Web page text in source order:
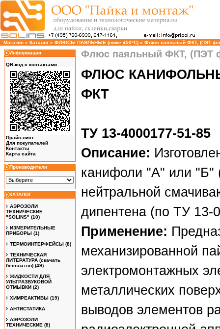
Магазин » Каталог » ФЛЮСЫ ПАЯЛЬНЫЕ (ниже 450ºC) » Флюс паяльный ФКТ, (ПЭТ
Информация
QR-код с контактами
Прайс-лист
Для покупателей
Контакты
Карта сайта
Производители
КАТАЛОГ
АЭРОЗОЛИ
ТЕХНИЧЕСКИЕ
"SOLINS" (10)
ИЗМЕРИТЕЛЬНЫЕ
ПРИБОРЫ (1)
ТЕРМОИНТЕРФЕЙСЫ (8)
ТЕХНИЧЕСКАЯ
ЛИТЕРАТУРА (скачать
бесплатно) (49)
ЖИДКОСТИ ДЛЯ
УЛЬТРАЗВУКОВОЙ
ОТМЫВКИ (2)
ХИМРЕАКТИВЫ (19)
АНТИСТАТИКА
АЭРОЗОЛИ
ТЕХНИЧЕСКИЕ (8)
Флюс паяльный ФКТ, (ПЭТ
ФЛЮС
ФКТ
ТУ 13-4000177-51-85
Описание:
канифоли "А" или
нейтральной
дипентена (по ТУ 13-
Применение:
механизированной
электромонтажных
металлических
выводов элементов